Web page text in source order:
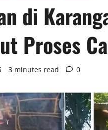
di
Proses
3 minutes read 0